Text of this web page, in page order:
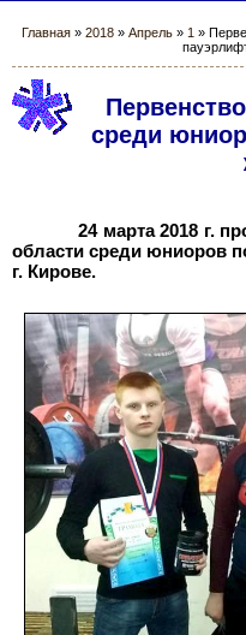
Главная » 2018 » Апрель » 1 »
среди
24 марта 2018 г.
области среди юниоров
г. Кирове.